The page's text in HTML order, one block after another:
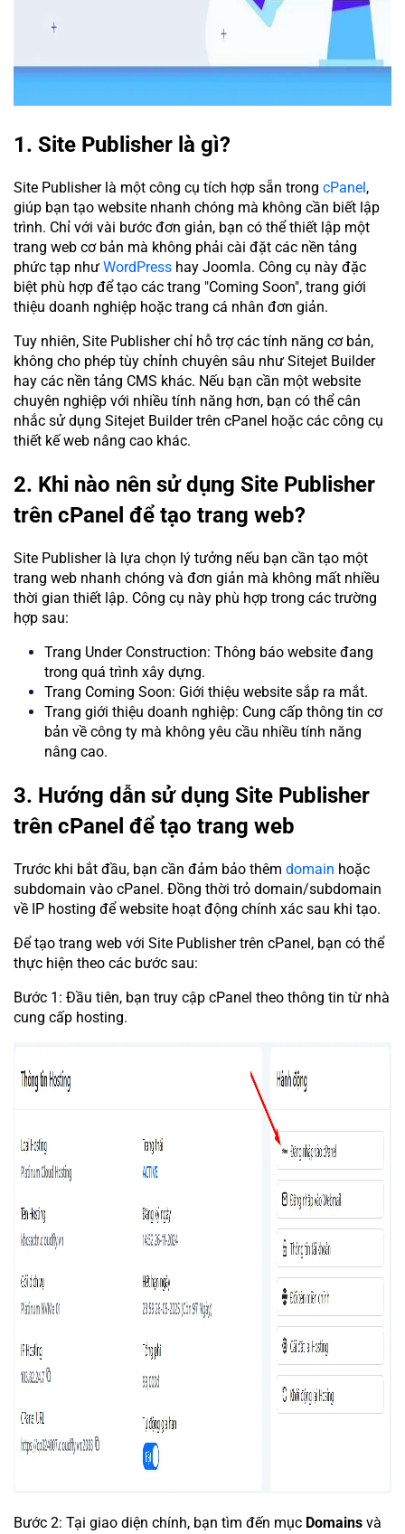
1. Site Publisher là gì?
Site Publisher là một công cụ tích hợp sẵn trong cPanel,
giúp bạn tạo website nhanh chóng mà không cần biết lập
trình. Chỉ với vài bước đơn giản, bạn có thể thiết lập một
trang web cơ bản mà không phải cài đặt các nền tảng
phức tạp như WordPress hay Joomla. Công cụ này đặc
biệt phù hợp để tạo các trang "Coming Soon", trang giới
thiệu doanh nghiệp hoặc trang cá nhân đơn giản.
Tuy nhiên, Site Publisher chỉ hỗ trợ các tính năng cơ bản,
không cho phép tùy chỉnh chuyên sâu như Sitejet Builder
hay các nền tảng CMS khác. Nếu bạn cần một website
chuyên nghiệp với nhiều tính năng hơn, bạn có thể cân
nhắc sử dụng Sitejet Builder trên cPanel hoặc các công cụ
thiết kế web nâng cao khác.
2. Khi nào nên sử dụng Site Publisher
trên cPanel để tạo trang web?
Site Publisher là lựa chọn lý tưởng nếu bạn cần tạo một
trang web nhanh chóng và đơn giản mà không mất nhiều
thời gian thiết lập. Công cụ này phù hợp trong các trường
hợp sau:
Trang Under Construction: Thông báo website đang
trong quá trình xây dựng.
Trang Coming Soon: Giới thiệu website sắp ra mắt.
Trang giới thiệu doanh nghiệp: Cung cấp thông tin cơ
bản về công ty mà không yêu cầu nhiều tính năng
nâng cao.
3. Hướng dẫn sử dụng Site Publisher
trên cPanel để tạo trang web
Trước khi bắt đầu, bạn cần đảm bảo thêm domain hoặc
subdomain vào cPanel. Đồng thời trỏ domain/subdomain
về IP hosting để website hoạt động chính xác sau khi tạo.
Để tạo trang web với Site Publisher trên cPanel, bạn có thể
thực hiện theo các bước sau:
Bước 1: Đầu tiên, bạn truy cập cPanel theo thông tin từ nhà
cung cấp hosting.
Bước 2: Tại giao diện chính, bạn tìm đến mục Domains và